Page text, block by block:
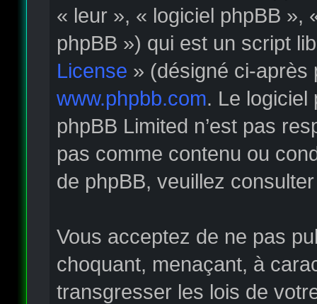
« leur », « logiciel phpBB »,
phpBB ») qui est un script
License » (désigné ci-après
www.phpbb.com. Le logiciel
phpBB Limited n’est pas
pas comme contenu ou
de phpBB, veuillez
Vous acceptez de ne pas
choquant, menaçant, à
transgresser les lois de